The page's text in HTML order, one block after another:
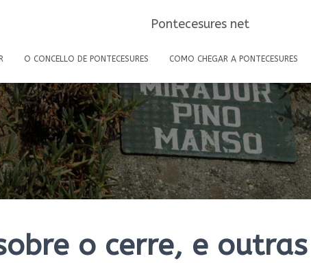
Pontecesures net
O CONCELLO DE PONTECESURES COMO CHEGAR A PONTECESURES
o cerre, e outras